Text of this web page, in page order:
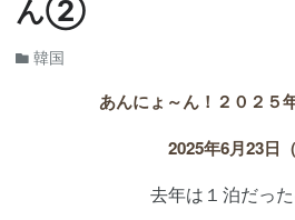
ん②
韓国
あんにょ～ん！２０２５
2025年6月23日（
去年は１泊だった